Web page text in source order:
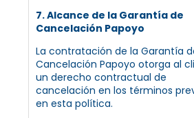
7. Alcance de la Garantía de
Cancelación Papoyo
La contratación de la Garantía
Cancelación Papoyo otorga al
un derecho contractual de
cancelación en los términos
en esta política.